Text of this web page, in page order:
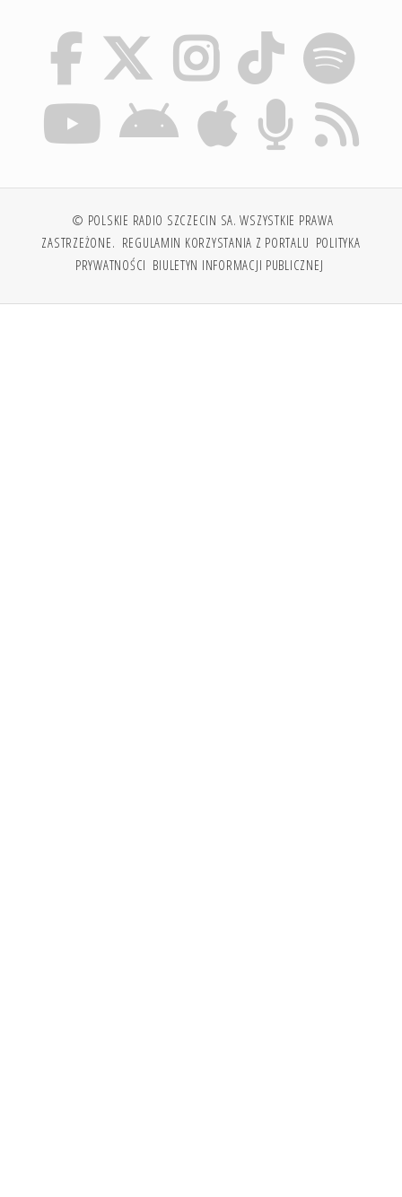
© POLSKIE RADIO SZCZECIN SA. WSZYSTKIE PRAWA
ZASTRZEŻONE. REGULAMIN KORZYSTANIA Z PORTALU POLITYKA
PRYWATNOŚCI BIULETYN INFORMACJI PUBLICZNEJ